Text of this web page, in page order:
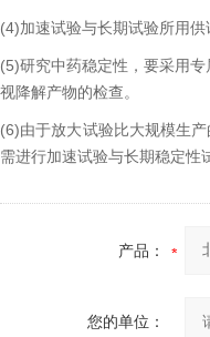
(4)加速试验与长期试验所用
(5)研究中药稳定性，要采用
视降解产物的检查。
(6)由于放大试验比大规模生
需进行加速试验与长期稳定性
产品：
您的单位：